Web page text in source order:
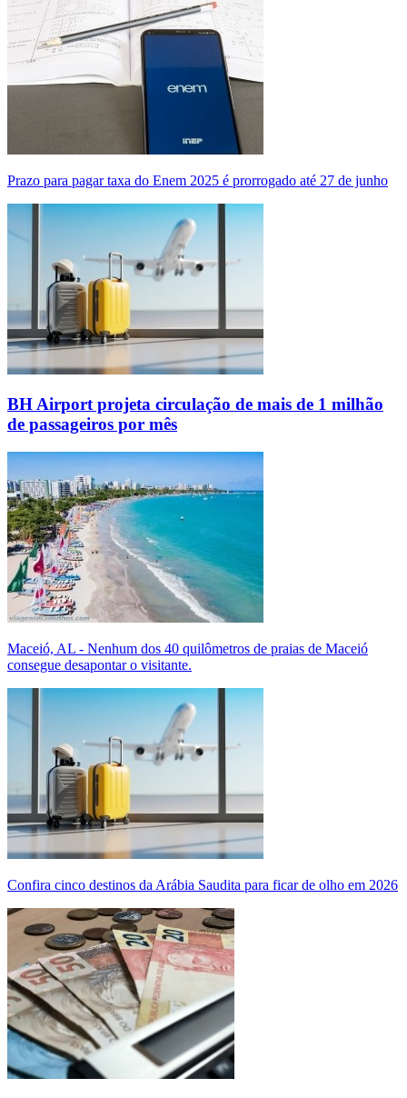
Prazo para pagar taxa do Enem 2025 é prorrogado até 27 de junho
BH Airport projeta circulação de mais de 1 milhão
de passageiros por mês
Maceió, AL - Nenhum dos 40 quilômetros de praias de Maceió
consegue desapontar o visitante.
Confira cinco destinos da Arábia Saudita para ficar de olho em 2026